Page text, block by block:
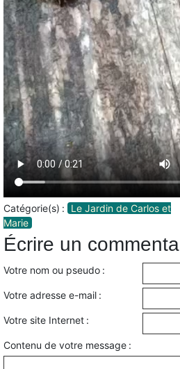
Catégorie(s) :
Le Jardin de Carlos et
Marie
Écrire un
Votre nom ou pseudo :
Votre adresse e-mail :
Votre site Internet :
Contenu de votre message :